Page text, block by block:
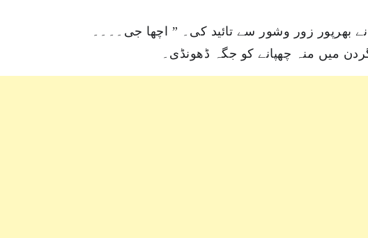
بھرپور زور وشور سے تائید کی۔ ” اچھا جی۔۔۔۔
میں منہ چھپانے کو جگہ ڈھونڈی۔